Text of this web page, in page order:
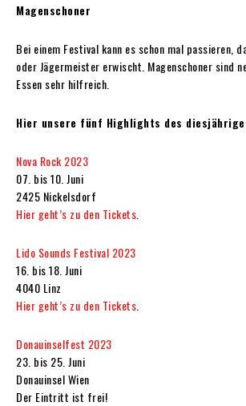
Magenschoner
Bei einem Festival kann es schon mal passieren,
oder Jägermeister erwischt. Magenschoner sind
Essen sehr hilfreich.
Hier unsere fünf Highlights des
Nova Rock 2023
07. bis 10. Juni
2425 Nickelsdorf
Hier geht’s zu den Tickets
Lido Sounds Festival 2023
16. bis 18. Juni
4040 Linz
Hier geht’s zu den Tickets
Donauinselfest 2023
23. bis 25. Juni
Donauinsel Wien
Der Eintritt ist frei!